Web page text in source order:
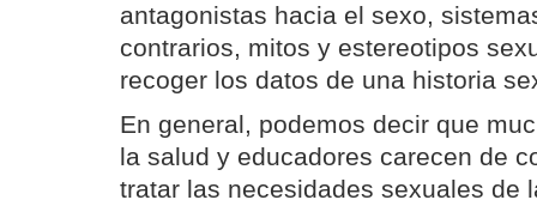
antagonistas hacia el sexo,
contrarios, mitos y estereotipos
recoger los datos de una historia
En general, podemos decir que
la salud y educadores carecen de
tratar las necesidades sexuales de